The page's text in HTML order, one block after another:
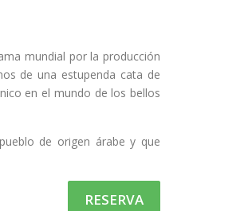
mundial por la producción
de una estupenda cata de
en el mundo de los bellos
de origen árabe y que
RESERVA